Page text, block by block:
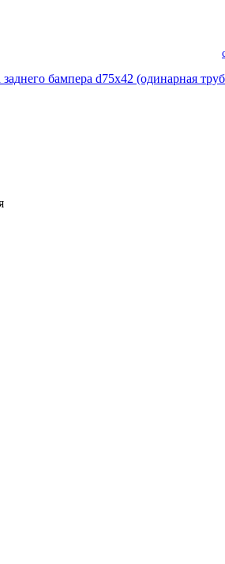
бампера d75x42 (одинарная